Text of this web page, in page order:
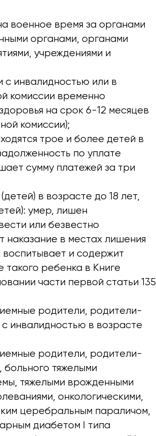
военное время за органами
органами, органами
учреждениями и
с инвалидностью или в
комиссии временно
на срок 6-12 месяцев
комиссии);
трое и более детей в
по уплате
сумму платежей за три
в возрасте до 18 лет,
умер, лишен
или безвестно
в местах лишения
и содержит
ребенка в Книге
части первой статьи 135
родители, родители-
инвалидностью в возрасте
родители, родители-
тяжелыми
тяжелыми врожденными
онкологическими,
церебральным параличом,
диабетом I типа